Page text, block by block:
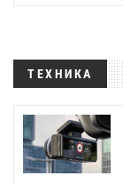
ТЕХНИКА